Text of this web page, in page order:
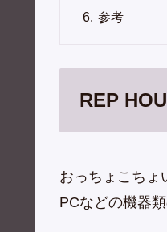
参考
REP
おっちょこちょ
PCなどの機器